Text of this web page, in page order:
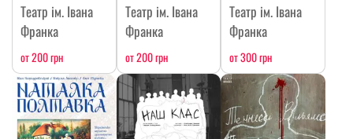
Театр ім. Івана
Франка
от 200 грн
Театр ім. Івана
Франка
от 200 грн
Театр ім. Івана
Франка
от 300 грн